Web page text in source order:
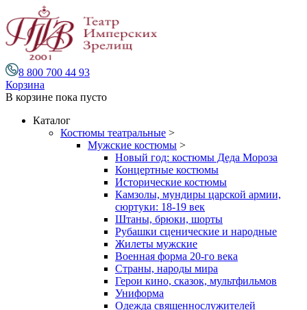
8 800 700 44 93
Корзина
В корзине пока пусто
Каталог
Костюмы театральные >
Мужские костюмы >
Новый год: костюмы Деда Мороза
Концертные костюмы
Исторические костюмы
Камзолы, мундиры царской армии,
сюртуки: 18-19 век
Штаны, брюки, шорты
Рубашки сценические и народные
Жилеты мужские
Военная форма 20-го века
Страны, народы мира
Герои кино, сказок, мультфильмов
Униформа
Одежда священнослужителей